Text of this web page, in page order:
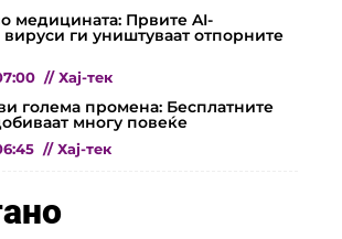
медицината: Првите AI-
ги уништуваат отпорните
// Хај-тек
голема промена: Бесплатните
многу повеќе
// Хај-тек